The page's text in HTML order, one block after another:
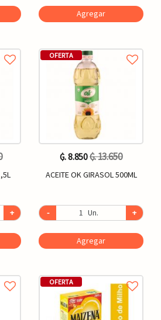
Agregar
+
OFERTA
₲. 8.850₲. 13.650
ACEITE OK GIRASOL 500ML
- Un. +
Agregar
OFERTA